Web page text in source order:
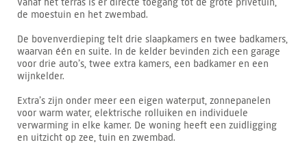
de moestuin en het zwembad.
De bovenverdieping telt drie slaapkamers en twee badkamers,
waarvan één en suite. In de kelder bevinden zich een garage
voor drie auto’s, twee extra kamers, een badkamer en een
wijnkelder.
Extra’s zijn onder meer een eigen waterput, zonnepanelen
voor warm water, elektrische rolluiken en individuele
verwarming in elke kamer. De woning heeft een zuidligging
en uitzicht op zee, tuin en zwembad.